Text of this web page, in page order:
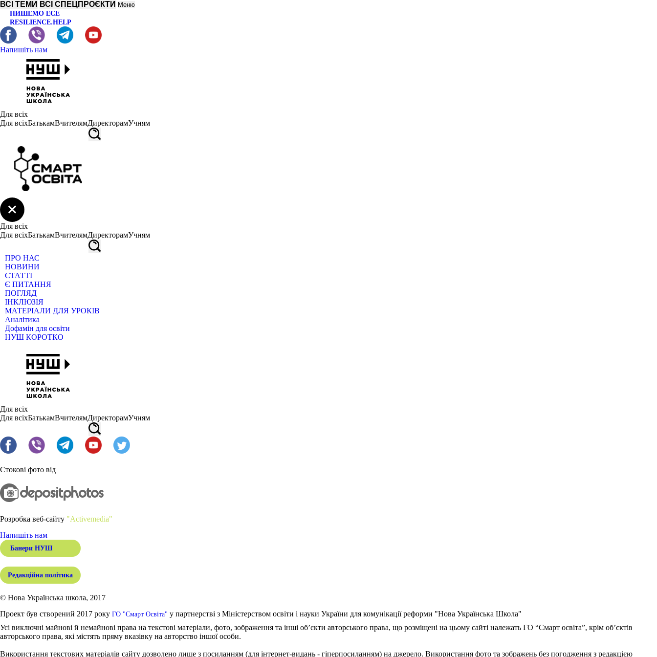
ВСІ ТЕМИ ВСІ СПЕЦПРОЄКТИ Меню
ПИШЕМО ЕСЕ
RESILIENCE.HELP
Напишіть нам
Для всіх
Для всіхБатькамВчителямДиректорамУчням
Для всіх
Для всіхБатькамВчителямДиректорамУчням
ПРО НАС
НОВИНИ
СТАТТІ
Є ПИТАННЯ
ПОГЛЯД
ІНКЛЮЗІЯ
МАТЕРІАЛИ ДЛЯ УРОКІВ
Аналітика
Дофамін для освіти
НУШ КОРОТКО
Для всіх
Для всіхБатькамВчителямДиректорамУчням
Стокові фото від
Розробка веб-сайту "Activemedia"
Напишіть нам
Банери НУШ
Редакційна політика
© Нова Українська школа, 2017
Проект був створений 2017 року ГО "Смарт Освіта" у партнерстві з Міністерством освіти і науки України для комунікації реформи "Нова Українська Школа"
Усі виключні майнові й немайнові права на текстові матеріали, фото, зображення та інші об’єкти авторського права, що розміщені на цьому сайті належать ГО “Смарт освіта”, крім об’єктів
авторського права, які містять пряму вказівку на авторство іншої особи.
Використання текстових матеріалів сайту дозволено лише з посиланням (для інтернет-видань - гіперпосиланням) на джерело. Використання фото та зображень без погодження з редакцією